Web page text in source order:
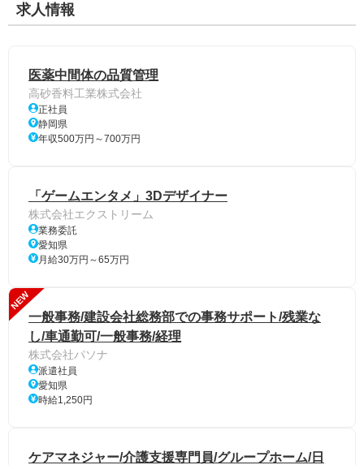
求人情報
医薬中間体の品質管理
高砂香料工業株式会社
正社員
静岡県
年収500万円～700万円
「ゲームエンタメ」3Dデザイナー
株式会社エクストリーム
業務委託
愛知県
月給30万円～65万円
NEW
一般事務/建設会社総務部での事務サポート/残業な
し/車通勤可/一般事務/経理
株式会社パソナ
派遣社員
愛知県
時給1,250円
ケアマネジャー/介護支援専門員/グループホーム/日